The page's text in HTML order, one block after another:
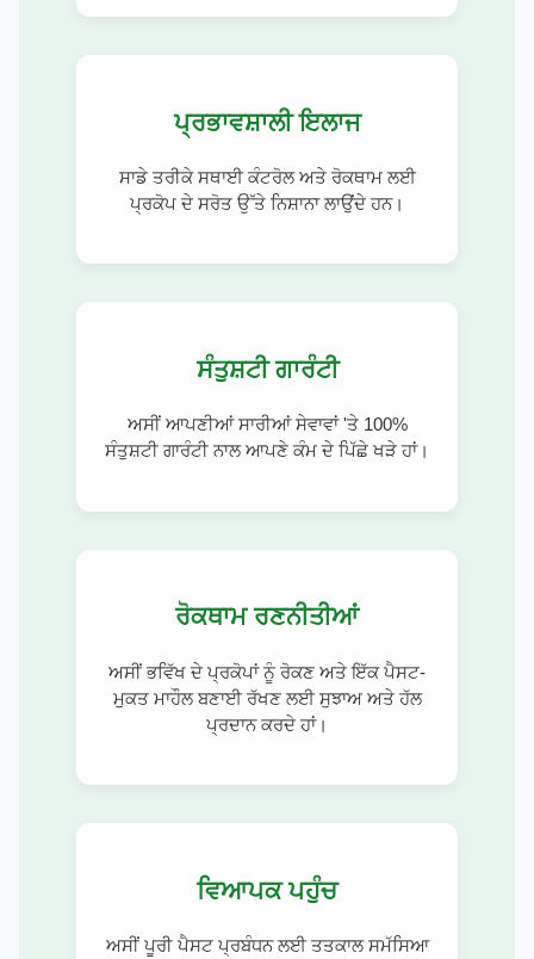
ਪ੍ਰਭਾਵਸ਼ਾਲੀ ਇਲਾਜ
ਸਾਡੇ ਤਰੀਕੇ ਸਥਾਈ ਕੰਟਰੋਲ ਅਤੇ ਰੋਕਥਾਮ ਲਈ
ਪ੍ਰਕੋਪ ਦੇ ਸਰੋਤ ਉੱਤੇ ਨਿਸ਼ਾਨਾ ਲਾਉਂਦੇ ਹਨ।
ਸੰਤੁਸ਼ਟੀ ਗਾਰੰਟੀ
ਅਸੀਂ ਆਪਣੀਆਂ ਸਾਰੀਆਂ ਸੇਵਾਵਾਂ 'ਤੇ 100%
ਸੰਤੁਸ਼ਟੀ ਗਾਰੰਟੀ ਨਾਲ ਆਪਣੇ ਕੰਮ ਦੇ ਪਿੱਛੇ ਖੜੇ ਹਾਂ।
ਰੋਕਥਾਮ ਰਣਨੀਤੀਆਂ
ਅਸੀਂ ਭਵਿੱਖ ਦੇ ਪ੍ਰਕੋਪਾਂ ਨੂੰ ਰੋਕਣ ਅਤੇ ਇੱਕ ਪੈਸਟ-
ਮੁਕਤ ਮਾਹੌਲ ਬਣਾਈ ਰੱਖਣ ਲਈ ਸੁਝਾਅ ਅਤੇ ਹੱਲ
ਪ੍ਰਦਾਨ ਕਰਦੇ ਹਾਂ।
ਵਿਆਪਕ ਪਹੁੰਚ
ਅਸੀਂ ਪੂਰੀ ਪੈਸਟ ਪ੍ਰਬੰਧਨ ਲਈ ਤਤਕਾਲ ਸਮੱਸਿਆ